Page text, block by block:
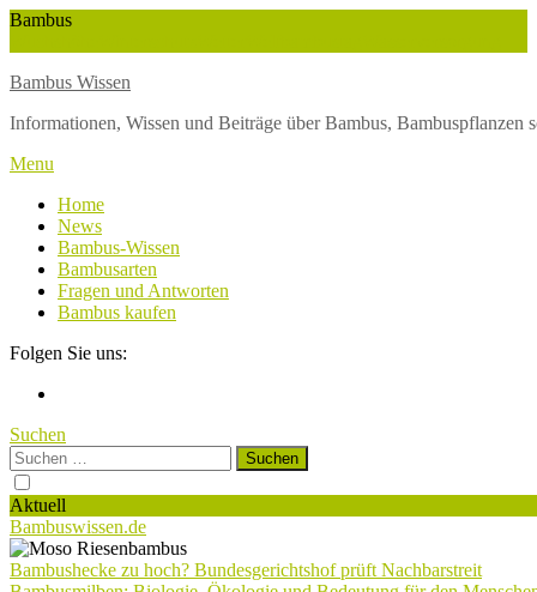
Skip
Bambus
Bambus Wissen
Informationen, Wissen und Beiträge über Bambus,
Menu
Home
News
Bambus-Wissen
Bambusarten
Fragen und Antworten
Bambus kaufen
Folgen Sie uns:
Suchen
Suchen
nach:
Aktuell
Bambuswissen.de
Bambushecke zu hoch? Bundesgerichtshof prüft Nachbarstreit